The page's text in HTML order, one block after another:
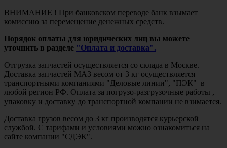
ВНИМАНИЕ ! При банковском переводе банк взымает
комиссию за перемещение денежных средств.
Порядок оплаты для юридических лиц вы можете
уточнить в разделе "Оплата и доставка".
Отгрузка запчастей осуществляется со склада в Москве.
Доставка запчастей МАЗ весом от 3 кг осуществляется
транспортными компаниями "Деловые линии", "ПЭК" в
любой регион РФ. Оплата за погрузо-разгрузочные работы ,
упаковку и доставку до транспортной компании не взимается.
Доставка грузов весом до 3 кг производятся курьерской
службой. С тарифами и условиями можно ознакомиться на
сайте компании "СДЭК".